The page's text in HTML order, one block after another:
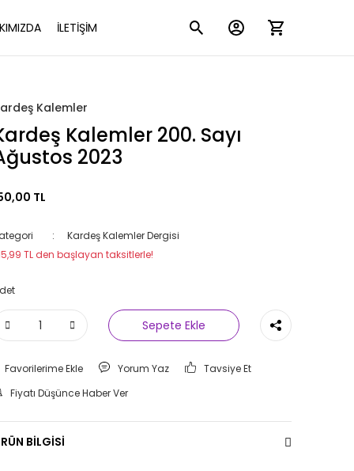
İLETİŞİM
Kalemler
Kalemler 200. Sayı
2023
TL
Kardeş Kalemler Dergisi
TL den başlayan taksitlerle!
Sepete Ekle
Yorum Yaz
Tavsiye Et
Fiyatı Düşünce Haber Ver
BİLGİSİ